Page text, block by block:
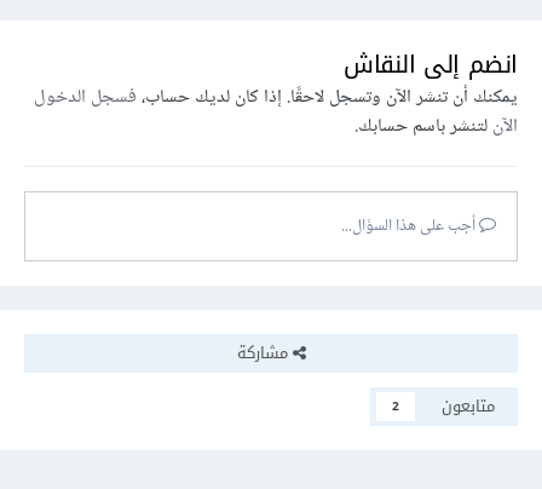
انضم إلى النقاش
يمكنك أن تنشر الآن وتسجل لاحقًا. إذا كان لديك حساب،فسجل الدخول
الآنلتنشر باسم حسابك.
أجب على هذا السؤال...
مشاركة
متابعون
2